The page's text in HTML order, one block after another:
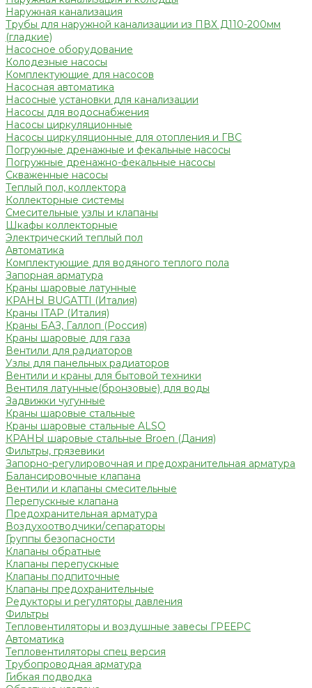
Наружная канализация
Трубы для наружной канализации из ПВХ Д110-200мм
(гладкие)
Насосное оборудование
Колодезные насосы
Комплектующие для насосов
Насосная автоматика
Насосные установки для канализации
Насосы для водоснабжения
Насосы циркуляционные
Насосы циркуляционные для отопления и ГВС
Погружные дренажные и фекальные насосы
Погружные дренажно-фекальные насосы
Скваженные насосы
Теплый пол, коллектора
Коллекторные системы
Смесительные узлы и клапаны
Шкафы коллекторные
Электрический теплый пол
Автоматика
Комплектующие для водяного теплого пола
Запорная арматура
Краны шаровые латунные
КРАНЫ BUGATTI (Италия)
Краны ITAP (Италия)
Краны БАЗ, Галлоп (Россия)
Краны шаровые для газа
Вентили для радиаторов
Узлы для панельных радиаторов
Вентили и краны для бытовой техники
Вентиля латунные(бронзовые) для воды
Задвижки чугунные
Краны шаровые стальные
Краны шаровые стальные ALSO
КРАНЫ шаровые стальные Broen (Дания)
Фильтры, грязевики
Запорно-регулировочная и предохранительная арматура
Балансировочные клапана
Вентили и клапаны смесительные
Перепускные клапана
Предохранительная арматура
Воздухоотводчики/сепараторы
Группы безопасности
Клапаны обратные
Клапаны перепускные
Клапаны подпиточные
Клапаны предохранительные
Редукторы и регуляторы давления
Фильтры
Тепловентиляторы и воздушные завесы ГРЕЕРС
Автоматика
Тепловентиляторы спец версия
Трубопроводная арматура
Гибкая подводка